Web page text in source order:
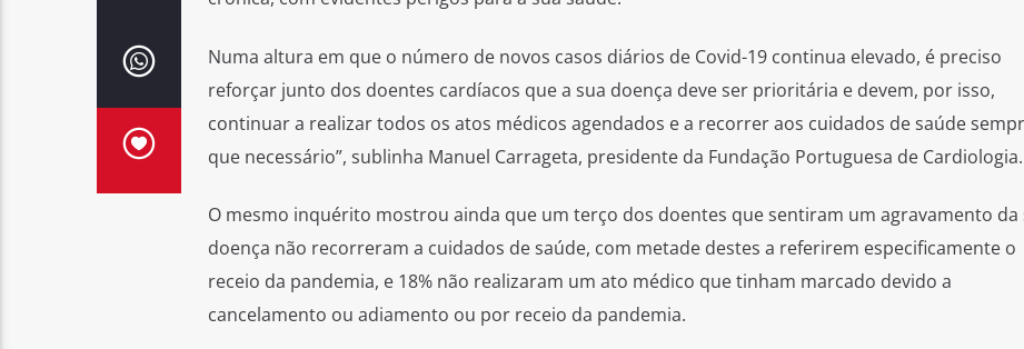
Numa altura em que o número de novos casos diários de Covid-19 continua elevado, é preciso
reforçar junto dos doentes cardíacos que a sua doença deve ser prioritária e devem, por isso,
continuar a realizar todos os atos médicos agendados e a recorrer aos cuidados de saúde
que necessário”, sublinha Manuel Carrageta, presidente da Fundação Portuguesa de Cardiologia.
O mesmo inquérito mostrou ainda que um terço dos doentes que sentiram um agravamento da
doença não recorreram a cuidados de saúde, com metade destes a referirem especificamente o
receio da pandemia, e 18% não realizaram um ato médico que tinham marcado devido a
cancelamento ou adiamento ou por receio da pandemia.